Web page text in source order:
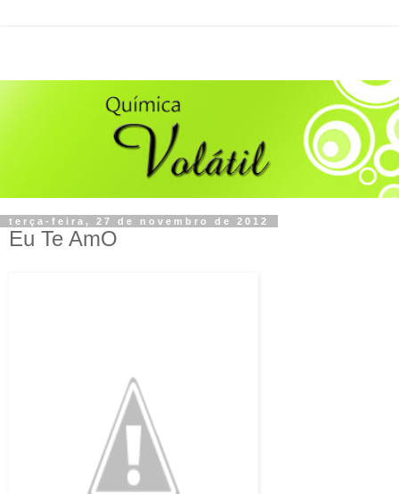
terça-feira, 27 de novembro de 2012
Eu Te AmO